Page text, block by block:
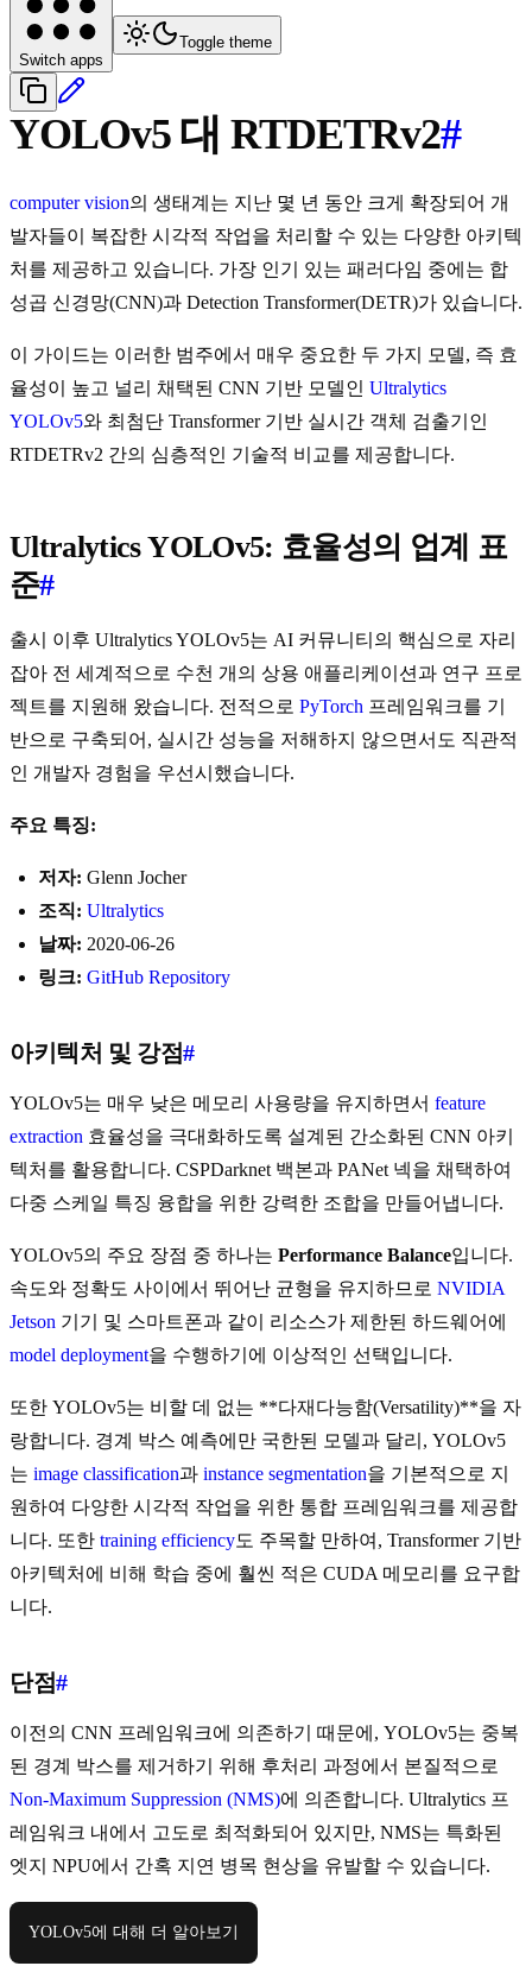
Switch apps
Toggle theme
YOLOv5 대 RTDETRv2#
computer vision의 생태계는 지난 몇 년 동안 크게 확장되어 개
발자들이 복잡한 시각적 작업을 처리할 수 있는 다양한 아키텍
처를 제공하고 있습니다. 가장 인기 있는 패러다임 중에는 합
성곱 신경망(CNN)과 Detection Transformer(DETR)가 있습니다.
이 가이드는 이러한 범주에서 매우 중요한 두 가지 모델, 즉 효
율성이 높고 널리 채택된 CNN 기반 모델인 Ultralytics
YOLOv5와 최첨단 Transformer 기반 실시간 객체 검출기인
RTDETRv2 간의 심층적인 기술적 비교를 제공합니다.
Ultralytics YOLOv5: 효율성의 업계 표
준#
출시 이후 Ultralytics YOLOv5는 AI 커뮤니티의 핵심으로 자리
잡아 전 세계적으로 수천 개의 상용 애플리케이션과 연구 프로
젝트를 지원해 왔습니다. 전적으로 PyTorch 프레임워크를 기
반으로 구축되어, 실시간 성능을 저해하지 않으면서도 직관적
인 개발자 경험을 우선시했습니다.
주요 특징:
저자: Glenn Jocher
조직: Ultralytics
날짜: 2020-06-26
링크: GitHub Repository
아키텍처 및 강점#
YOLOv5는 매우 낮은 메모리 사용량을 유지하면서 feature
extraction 효율성을 극대화하도록 설계된 간소화된 CNN 아키
텍처를 활용합니다. CSPDarknet 백본과 PANet 넥을 채택하여
다중 스케일 특징 융합을 위한 강력한 조합을 만들어냅니다.
YOLOv5의 주요 장점 중 하나는 Performance Balance입니다.
속도와 정확도 사이에서 뛰어난 균형을 유지하므로 NVIDIA
Jetson 기기 및 스마트폰과 같이 리소스가 제한된 하드웨어에
model deployment을 수행하기에 이상적인 선택입니다.
또한 YOLOv5는 비할 데 없는 **다재다능함(Versatility)**을 자
랑합니다. 경계 박스 예측에만 국한된 모델과 달리, YOLOv5
는 image classification과 instance segmentation을 기본적으로 지
원하여 다양한 시각적 작업을 위한 통합 프레임워크를 제공합
니다. 또한 training efficiency도 주목할 만하여, Transformer 기반
아키텍처에 비해 학습 중에 훨씬 적은 CUDA 메모리를 요구합
니다.
단점#
이전의 CNN 프레임워크에 의존하기 때문에, YOLOv5는 중복
된 경계 박스를 제거하기 위해 후처리 과정에서 본질적으로
Non-Maximum Suppression (NMS)에 의존합니다. Ultralytics 프
레임워크 내에서 고도로 최적화되어 있지만, NMS는 특화된
엣지 NPU에서 간혹 지연 병목 현상을 유발할 수 있습니다.
YOLOv5에 대해 더 알아보기